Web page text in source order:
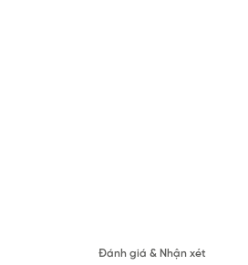
Đánh giá & Nhận xét